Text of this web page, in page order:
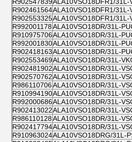
R902461564ALA10VSO18DFR1/31L-
R902553325ALA10VSO18DFR1/31L-
R992001178ALA10VSO18DR/31L-
R910975706ALA10VSO18DR/31L-
R992001830ALA10VSO18DR/31L-
R902418163ALA10VSO18DR/31L-
R902553469ALA10VSO18DR/31L-
R902481902ALA10VSO18DR/31L-
R902570762ALA10VSO18DR/31L-
R986110706ALA10VSO18DR/31L-
R910994190ALA10VSO18DR/31L-
R992000686ALA10VSO18DR/31L-
R902413022ALA10VSO18DR/31L-
R986110128ALA10VSO18DR/31L-
R902417794ALA10VSO18DR/31L-
R910963024ALA10VSO18DRG/31L-